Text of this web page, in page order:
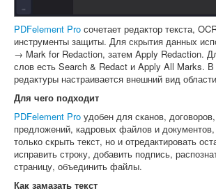
PDFelement Pro сочетает редактор текста,
инструменты защиты. Для скрытия данных
→ Mark for Redaction, затем Apply Redaction.
слов есть Search & Redact и Apply All Marks. В
редактуры настраивается внешний вид
Для чего подходит
PDFelement Pro удобен для сканов,
предложений, кадровых файлов и
только скрыть текст, но и отредактировать
исправить строку, добавить подпись,
страницу, объединить файлы.
Как замазать текст